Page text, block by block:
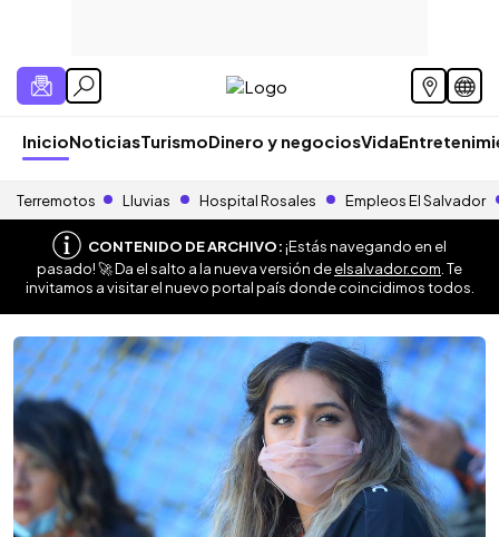
InicioNoticiasTurismoDinero y negociosVida
Terremotos Lluvias Hospital Rosales Empleos El Salvador
CONTENIDO DE ARCHIVO:¡Estás navegando en el
pasado! 🚀 Da el salto a la nueva versión deelsalvador.com . Te
invitamos a visitar el nuevo portal país donde coincidimos todos.